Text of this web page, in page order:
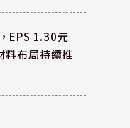
EPS 1.30元
料布局持續推